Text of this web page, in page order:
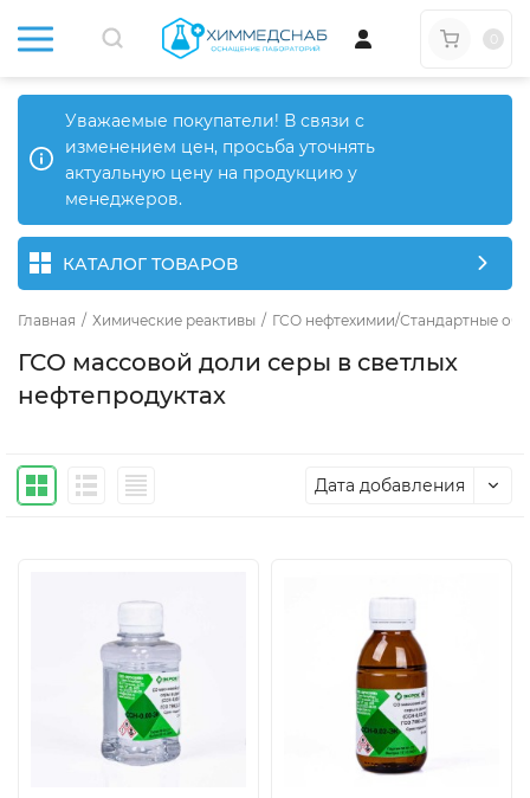
Уважаемые покупатели! В связи с
изменением цен, просьба уточнять
актуальную цену на продукцию у
менеджеров.
КАТАЛОГ ТОВАРОВ
Главная / Химические реактивы / ГСО нефтехимии/Стандартные
ГСО массовой доли серы в светлых
нефтепродуктах
Дата добавления